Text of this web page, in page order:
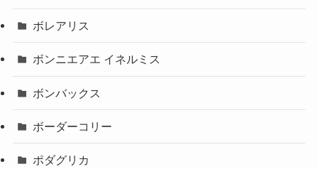
ボレアリス
ボンニエアエ イネルミス
ボンバックス
ボーダーコリー
ポダグリカ